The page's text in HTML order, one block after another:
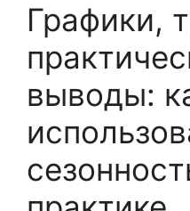
Графики,
выводы: